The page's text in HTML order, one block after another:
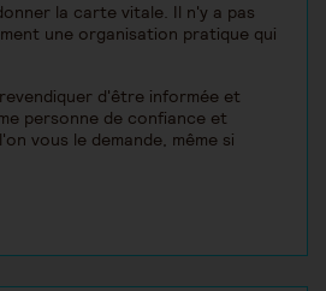
la carte vitale. Il n'y a pas
une organisation pratique qui
d'être informée et
personne de confiance et
vous le demande, même si